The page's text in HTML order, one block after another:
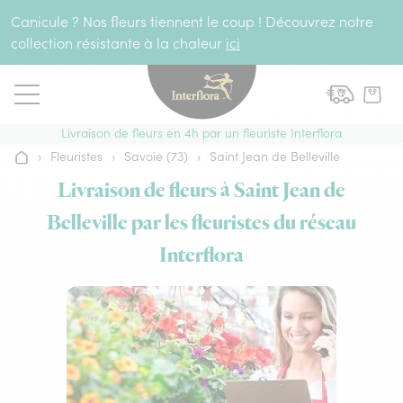
Canicule ? Nos fleurs tiennent le coup ! Découvrez notre
collection résistante à la chaleur ici
Livraison de fleurs en 4h par un fleuriste Interflora
Accueil
› Fleuristes › Savoie (73) › Saint Jean de Belleville
Livraison de fleurs à Saint Jean de
Belleville par les fleuristes du réseau
Interflora